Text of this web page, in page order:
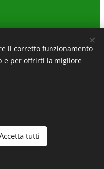
informativa sulla
il corretto funzionamento
e per offrirti la migliore
Accetta tutti